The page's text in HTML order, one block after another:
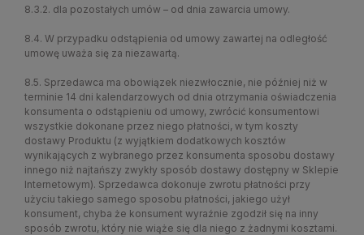
8.3.2. dla pozostałych umów – od dnia zawarcia umowy.
8.4. W przypadku odstąpienia od umowy zawartej na odległość
umowę uważa się za niezawartą.
8.5. Sprzedawca ma obowiązek niezwłocznie, nie później niż w
terminie 14 dni kalendarzowych od dnia otrzymania oświadczenia
konsumenta o odstąpieniu od umowy, zwrócić konsumentowi
wszystkie dokonane przez niego płatności, w tym koszty
dostawy Produktu (z wyjątkiem dodatkowych kosztów
wynikających z wybranego przez konsumenta sposobu dostawy
innego niż najtańszy zwykły sposób dostawy dostępny w Sklepie
Internetowym). Sprzedawca dokonuje zwrotu płatności przy
użyciu takiego samego sposobu płatności, jakiego użył
konsument, chyba że konsument wyraźnie zgodził się na inny
sposób zwrotu, który nie wiąże się dla niego z żadnymi kosztami.